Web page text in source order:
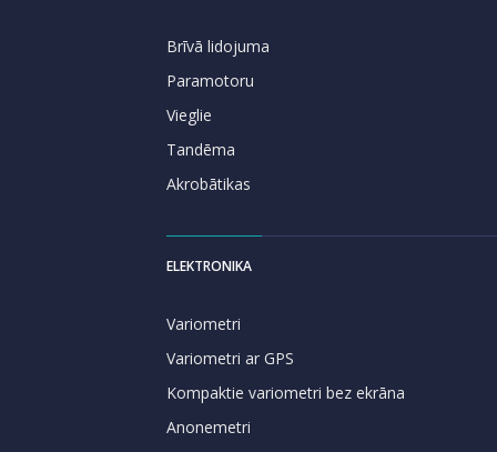
Brīvā lidojuma
Paramotoru
Vieglie
Tandēma
Akrobātikas
ELEKTRONIKA
Variometri
Variometri ar GPS
Kompaktie variometri bez ekrāna
Anonemetri